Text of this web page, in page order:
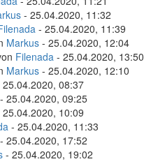
- 25.04.2020, 11:32
- 25.04.2020, 11:39
Markus - 25.04.2020, 12:04
Filenada - 25.04.2020, 13:50
Markus - 25.04.2020, 12:10
25.04.2020, 08:37
- 25.04.2020, 09:25
25.04.2020, 10:09
- 25.04.2020, 11:33
- 25.04.2020, 17:52
- 25.04.2020, 19:02